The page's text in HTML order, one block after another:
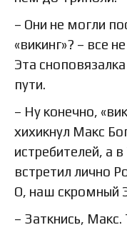
– Они не могли
«викинг»? – все
Эта
пути.
– Ну конечно,
хихикнул Макс
истребителей, а
встретил лично
О, наш скромный
– Заткнись,